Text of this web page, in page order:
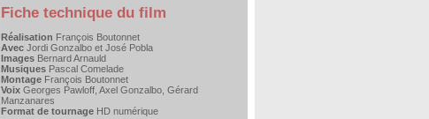
Fiche technique du film
Réalisation François Boutonnet
Avec Jordi Gonzalbo et José Pobla
Images Bernard Arnauld
Musiques Pascal Comelade
Montage François Boutonnet
Voix Georges Pawloff, Axel Gonzalbo, Gérard
Manzanares
Format de tournage HD numérique